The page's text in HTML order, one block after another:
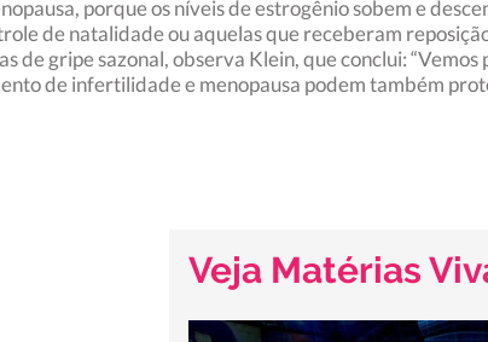
porque os níveis de estrogênio sobem e
de natalidade ou aquelas que receberam
de gripe sazonal, observa Klein, que conclui:
de infertilidade e menopausa podem também
Veja Matérias